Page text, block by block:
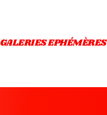
GALERIES EPHÉMÈRES